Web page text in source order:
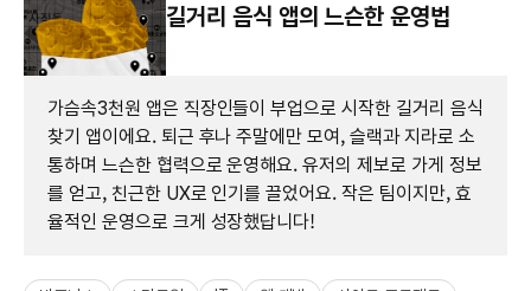
길거리 음식 앱의 느슨한 운영법
가슴속3천원 앱은 직장인들이 부업으로 시작한 길거리 음식
찾기 앱이에요. 퇴근 후나 주말에만 모여, 슬랙과 지라로 소
통하며 느슨한 협력으로 운영해요. 유저의 제보로 가게 정보
를 얻고, 친근한 UX로 인기를 끌었어요. 작은 팀이지만, 효
율적인 운영으로 크게 성장했답니다!